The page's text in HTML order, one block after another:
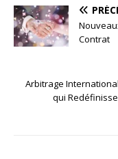
Contrat
Arbitrage
qui